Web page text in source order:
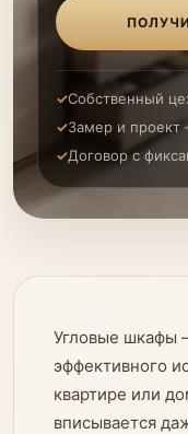
Собственный
Замер и проект
Договор с
Угловые шкафы
эффективного
квартире или
вписывается